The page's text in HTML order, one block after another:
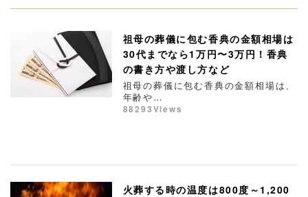
祖母の葬儀に包む香典の金額相場は
30代までなら1万円〜3万円！香典
の書き方や渡し方など
祖母の葬儀に包む香典の金額相場は、
年齢や…
88293Views
火葬する時の温度は800度～1,200